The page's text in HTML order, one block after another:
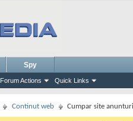
Forum Actions Quick Links
Spy
Continut web Cumpar site